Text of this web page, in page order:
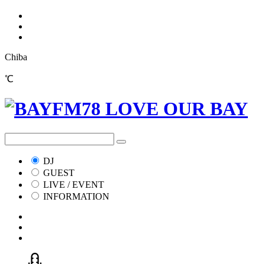
Chiba
℃
DJ
GUEST
LIVE / EVENT
INFORMATION